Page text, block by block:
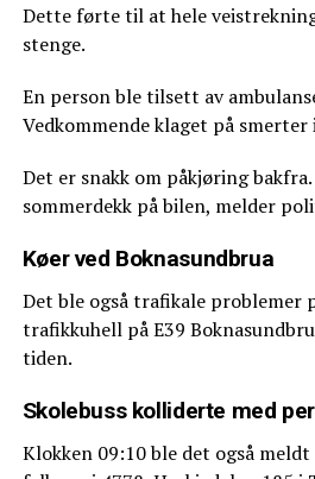
Dette førte til at hele
stenge.
En person ble tilsett av
Vedkommende klaget på smerter
Det er snakk om påkjøring
sommerdekk på bilen, melder
Køer ved Boknasundbrua
Det ble også trafikale problemer
trafikkuhell på E39
tiden.
Skolebuss kolliderte med
Klokken 09:10 ble det også